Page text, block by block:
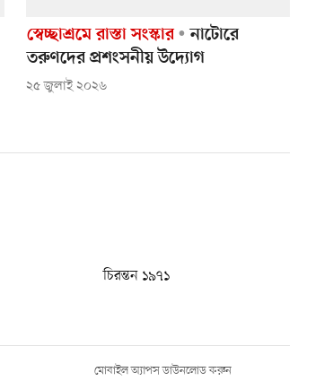
স্বেচ্ছাশ্রমে রাস্তা সংস্কার
নাটোরে
তরুণদের প্রশংসনীয় উদ্যোগ
২৫ জুলাই ২০২৬
চিরন্তন ১৯৭১
মোবাইল অ্যাপস ডাউনলোড করুন